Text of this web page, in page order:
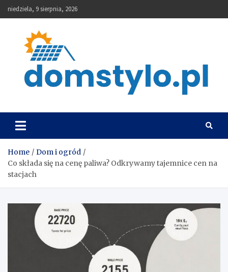
Skip
to
niedziela, 9 sierpnia, 2026
DomStylo
Home
Dom i ogród
Co składa się na cenę paliwa? Odkrywamy tajemnice cen na
stacjach